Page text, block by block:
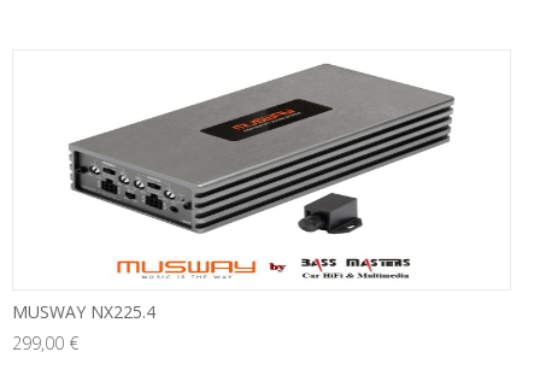
MUSWAY NX225.4
299,00 €